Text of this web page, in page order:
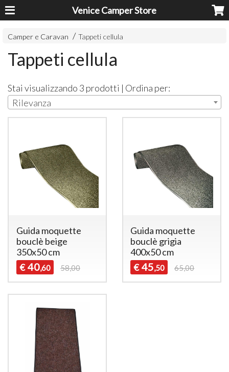
Venice Camper Store
Camper e Caravan Tappeti cellula
Tappeti cellula
Stai visualizzando 3 prodotti | Ordina per:
Rilevanza
Guida moquette
bouclè beige
350x50 cm
€ 40,60 58,00
Guida moquette
bouclè grigia
400x50 cm
€ 45,50 65,00